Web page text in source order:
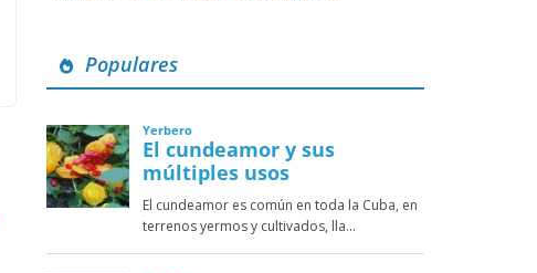
Populares